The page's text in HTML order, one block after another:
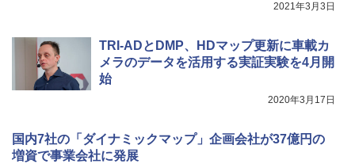
2021年3月3日
TRI-ADとDMP、HDマップ更新に車載カ
メラのデータを活用する実証実験を4月開
始
2020年3月17日
国内7社の「ダイナミックマップ」企画会社が37億円の
増資で事業会社に発展